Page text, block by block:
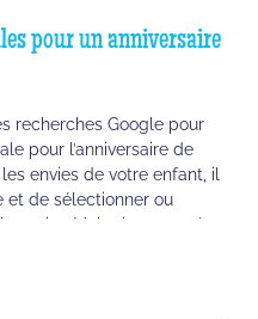
pour un anniversaire
recherches Google pour
pour l’anniversaire de
envies de votre enfant, il
et de sélectionner ou
Mais si vous voulez
On vous propose
de votre enfant